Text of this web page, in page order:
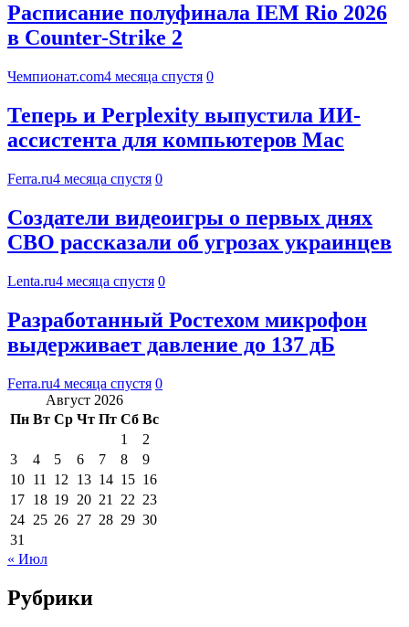
Расписание полуфинала IEM Rio 2026
в Counter-Strike 2
Чемпионат.com4 месяца спустя 0
Теперь и Perplexity выпустила ИИ-
ассистента для компьютеров Mac
Ferra.ru4 месяца спустя 0
Создатели видеоигры о первых днях
СВО рассказали об угрозах украинцев
Lenta.ru4 месяца спустя 0
Разработанный Ростехом микрофон
выдерживает давление до 137 дБ
Ferra.ru4 месяца спустя 0
Август 2026
Пн Вт Ср Чт Пт Сб Вс
1
2
3
4 5 6 7 8
9
10 11 12 13 14 15 16
17 18 19 20 21 22 23
24 25 26 27 28 29 30
31
« Июл
Рубрики